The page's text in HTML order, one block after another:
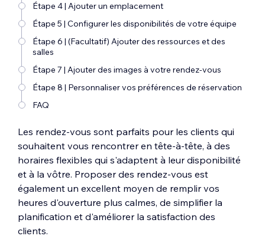
Étape 4 | Ajouter un emplacement
Étape 5 | Configurer les disponibilités de votre équipe
Étape 6 | (Facultatif) Ajouter des ressources et des
salles
Étape 7 | Ajouter des images à votre rendez-vous
Étape 8 | Personnaliser vos préférences de réservation
FAQ
Les rendez-vous sont parfaits pour les clients qui
souhaitent vous rencontrer en tête-à-tête, à des
horaires flexibles qui s'adaptent à leur disponibilité
et à la vôtre. Proposer des rendez-vous est
également un excellent moyen de remplir vos
heures d'ouverture plus calmes, de simplifier la
planification et d'améliorer la satisfaction des
clients.